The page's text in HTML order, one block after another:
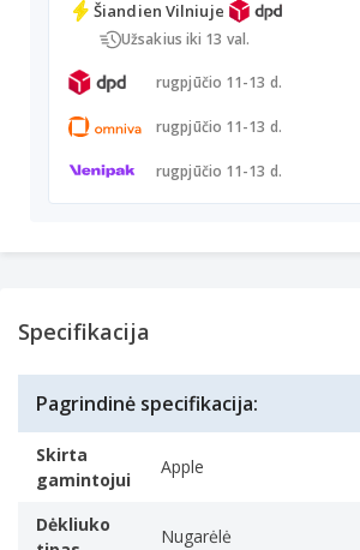
Šiandien Vilniuje
Užsakius iki 13 val.
rugpjūčio 11-13 d.
rugpjūčio 11-13 d.
rugpjūčio 11-13 d.
Specifikacija
Pagrindinė specifikacija:
Skirta
gamintojui
Apple
Dėkliuko
Nugarėlė